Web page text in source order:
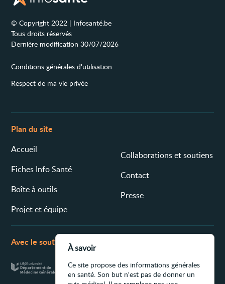
© Copyright 2022 | Infosanté.be
Tous droits réservés
Dernière modification 30/07/2026
Conditions générales d'utilisation
Respect de ma vie privée
Plan du site
Accueil
Fiches Info Santé
Boîte à outils
Projet et équipe
Collaborations et soutiens
Contact
Presse
Avec le soutien de
À savoir
Ce site propose des informations générales
en santé. Son but n'est pas de donner un